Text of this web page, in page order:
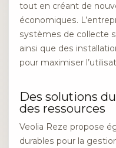
tout en créant de
économiques.
systèmes de collecte
ainsi que des
pour maximiser
Des solutions
des ressources
Veolia Reze propose
durables pour la